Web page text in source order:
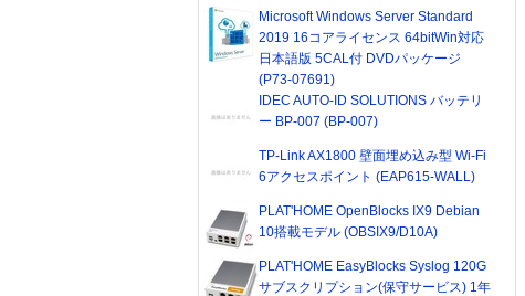
Microsoft Windows Server Standard
2019 16コアライセンス 64bitWin対応
日本語版 5CAL付 DVDパッケージ
(P73-07691)
IDEC AUTO-ID SOLUTIONS バッテリ
ー BP-007 (BP-007)
TP-Link AX1800 壁面埋め込み型 Wi-Fi
6アクセスポイント (EAP615-WALL)
PLAT'HOME OpenBlocks IX9 Debian
10搭載モデル (OBSIX9/D10A)
PLAT'HOME EasyBlocks Syslog 120G
サブスクリプション(保守サービス) 1年